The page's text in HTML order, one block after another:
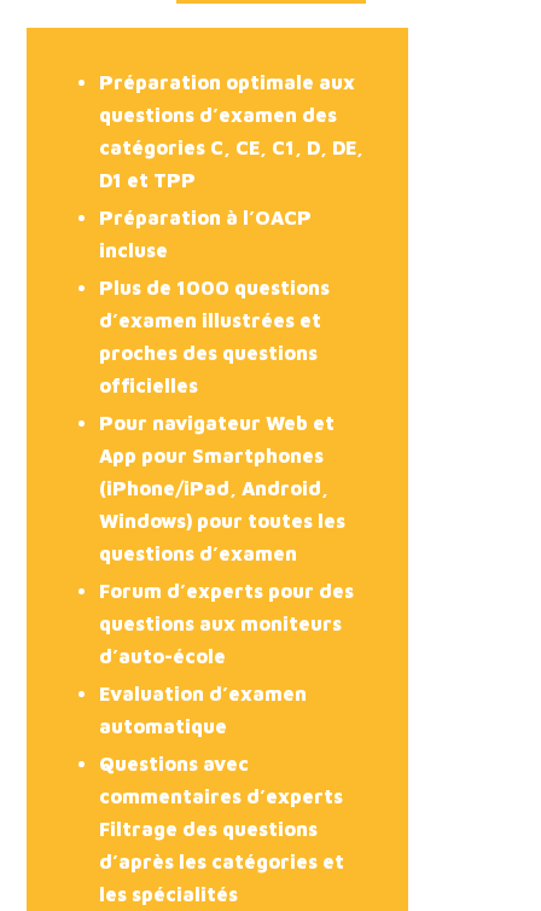
Préparation optimale aux
questions d’examen des
catégories C, CE, C1, D, DE,
D1 et TPP
Préparation à l’OACP
incluse
Plus de 1000 questions
d’examen illustrées et
proches des questions
officielles
Pour navigateur Web et
App pour Smartphones
(iPhone/iPad, Android,
Windows) pour toutes les
questions d’examen
Forum d’experts pour des
questions aux moniteurs
d’auto-école
Evaluation d’examen
automatique
Questions avec
commentaires d’experts
Filtrage des questions
d’après les catégories et
les spécialités